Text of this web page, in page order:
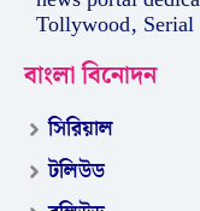
Tollywood,
বাংলা বিনোদন
সিরিয়াল
টলিউড